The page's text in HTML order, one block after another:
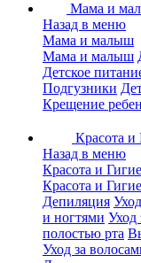
Мама и
Назад в меню
Мама и малыш
Мама и малыш
Детское
Подгузники
Крещение
Красота и
Назад в меню
Красота и
Красота и
Депиляция
и ногтями Уход
полостью рта
Уход за